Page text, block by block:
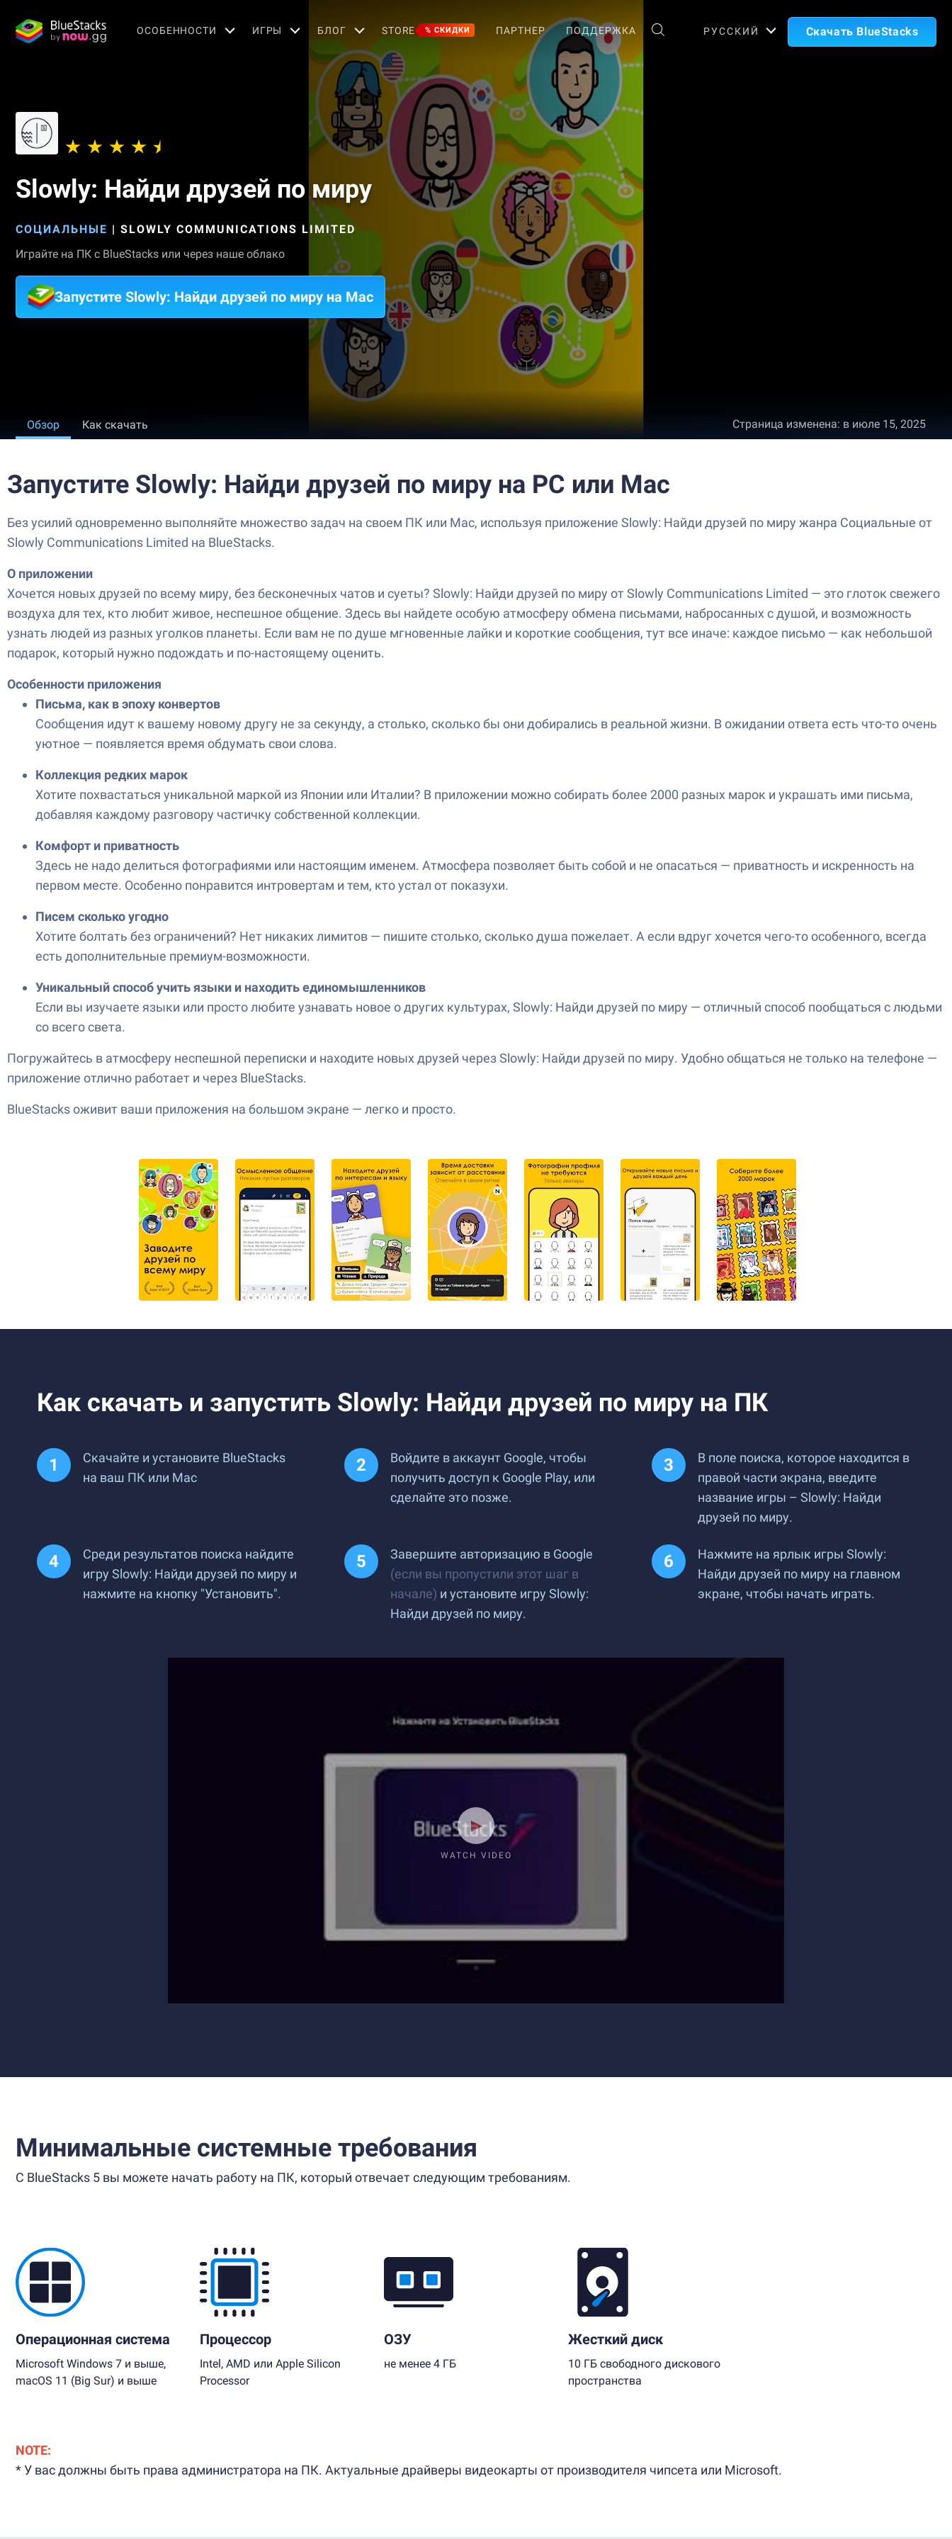
OСОБЕННОСТИ ИГРЫ БЛОГ STORE % СКИДКИ ПАРТНЕР ПОДДЕРЖКА РУССКИЙ Скачать BlueStacks
Slowly: Найди друзей по миру
СОЦИАЛЬНЫЕ | SLOWLY COMMUNICATIONS LIMITED
Играйте на ПК с BlueStacks или через наше облако
Запустите Slowly: Найди друзей по миру на Mac
Обзор Как скачать Страница изменена: в июле 15, 2025
Запустите Slowly: Найди друзей по миру на PC или Mac
Без усилий одновременно выполняйте множество задач на своем ПК или Mac, используя приложение Slowly: Найди друзей по миру жанра Социальные от
Slowly Communications Limited на BlueStacks.
О приложении
Хочется новых друзей по всему миру, без бесконечных чатов и суеты? Slowly: Найди друзей по миру от Slowly Communications Limited — это глоток свежего
воздуха для тех, кто любит живое, неспешное общение. Здесь вы найдете особую атмосферу обмена письмами, набросанных с душой, и возможность
узнать людей из разных уголков планеты. Если вам не по душе мгновенные лайки и короткие сообщения, тут все иначе: каждое письмо — как небольшой
подарок, который нужно подождать и по-настоящему оценить.
Особенности приложения
Письма, как в эпоху конвертов
Сообщения идут к вашему новому другу не за секунду, а столько, сколько бы они добирались в реальной жизни. В ожидании ответа есть что-то очень
уютное — появляется время обдумать свои слова.
Коллекция редких марок
Хотите похвастаться уникальной маркой из Японии или Италии? В приложении можно собирать более 2000 разных марок и украшать ими письма,
добавляя каждому разговору частичку собственной коллекции.
Комфорт и приватность
Здесь не надо делиться фотографиями или настоящим именем. Атмосфера позволяет быть собой и не опасаться — приватность и искренность на
первом месте. Особенно понравится интровертам и тем, кто устал от показухи.
Писем сколько угодно
Хотите болтать без ограничений? Нет никаких лимитов — пишите столько, сколько душа пожелает. А если вдруг хочется чего-то особенного, всегда
есть дополнительные премиум-возможности.
Уникальный способ учить языки и находить единомышленников
Если вы изучаете языки или просто любите узнавать новое о других культурах, Slowly: Найди друзей по миру — отличный способ пообщаться с людьми
со всего света.
Погружайтесь в атмосферу неспешной переписки и находите новых друзей через Slowly: Найди друзей по миру. Удобно общаться не только на телефоне —
приложение отлично работает и через BlueStacks.
BlueStacks оживит ваши приложения на большом экране — легко и просто.
Как скачать и запустить Slowly: Найди друзей по миру на ПК
Скачайте и установите BlueStacks
на ваш ПК или Mac
Войдите в аккаунт Google, чтобы
получить доступ к Google Play, или
сделайте это позже.
В поле поиска, которое находится в
правой части экрана, введите
название игры – Slowly: Найди
друзей по миру.
Среди результатов поиска найдите
игру Slowly: Найди друзей по миру и
нажмите на кнопку "Установить".
Завершите авторизацию в Google
(если вы пропустили этот шаг в
начале) и установите игру Slowly:
Найди друзей по миру.
Нажмите на ярлык игры Slowly:
Найди друзей по миру на главном
экране, чтобы начать играть.
WATCH VIDEO
Минимальные системные требования
С BlueStacks 5 вы можете начать работу на ПК, который отвечает следующим требованиям.
Операционная система
Microsoft Windows 7 и выше,
macOS 11 (Big Sur) и выше
Процессор
Intel, AMD или Apple Silicon
Processor
ОЗУ
не менее 4 ГБ
Жесткий диск
10 ГБ свободного дискового
пространства
NOTE:
* У вас должны быть права администратора на ПК. Актуальные драйверы видеокарты от производителя чипсета или Microsoft.